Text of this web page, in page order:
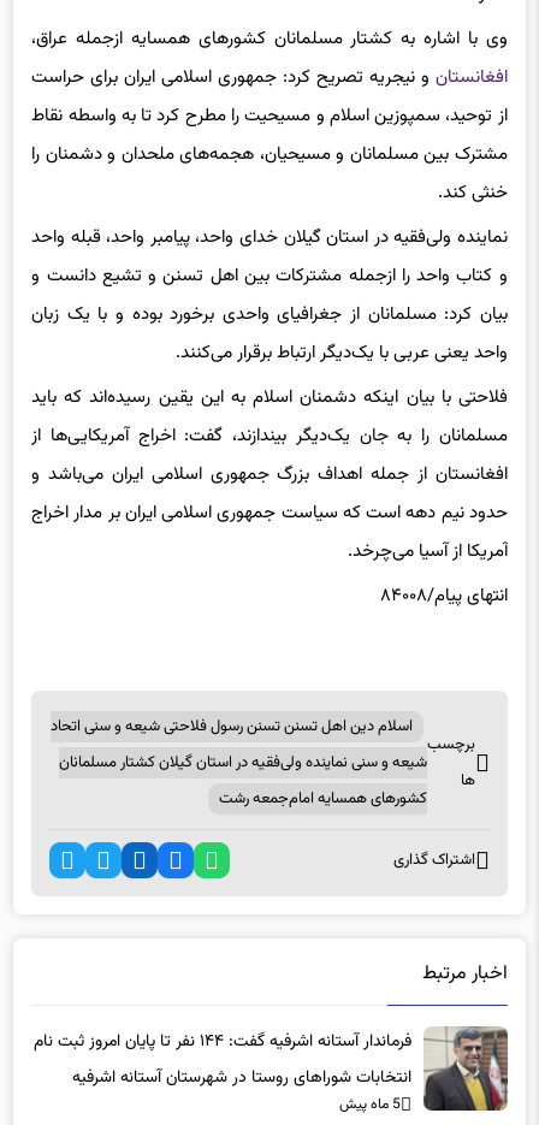
وی با اشاره به کشتار مسلمانان کشورهای همسایه ازجمله عراق،
افغانستان و نیجریه تصریح کرد: جمهوری اسلامی ایران برای حراست
از توحید، سمپوزین اسلام و مسیحیت را مطرح کرد تا به واسطه نقاط
مشترک بین مسلمانان و مسیحیان، هجمه‌های ملحدان و دشمنان را
خنثی کند.
نماینده ولی‌فقیه در استان گیلان خدای واحد، پیامبر واحد، قبله واحد
و کتاب واحد را ازجمله مشترکات بین اهل تسنن و تشیع دانست و
بیان کرد: مسلمانان از جغرافیای واحدی برخورد بوده و با یک زبان
واحد یعنی عربی با یک‌دیگر ارتباط برقرار می‌کنند.
فلاحتی با بیان اینکه دشمنان اسلام به این یقین رسیده‌اند که باید
مسلمانان را به جان یک‌دیگر بیندازند، گفت: اخراج آمریکایی‌ها از
افغانستان از جمله اهداف بزرگ جمهوری اسلامی ایران می‌باشد و
حدود نیم دهه است که سیاست جمهوری اسلامی ایران بر مدار اخراج
آمریکا از آسیا می‌چرخد.
انتهای پیام/۸۴۰۰۸
برچسب
ها
اسلام دین اهل تسنن تسنن رسول فلاحتی شیعه و سنی اتحاد
شیعه و سنی نماینده ولی‌فقیه در استان گیلان کشتار مسلمانان
کشورهای همسایه امام‌جمعه رشت
اشتراک گذاری
اخبار مرتبط
فرماندار آستانه اشرفیه گفت: ۱۴۴ نفر تا پایان امروز ثبت نام
انتخابات شوراهای روستا در شهرستان آستانه اشرفیه
داوطلب شده اند
5 ماه پیش